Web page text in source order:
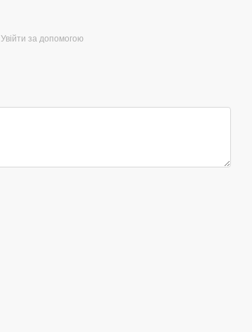
Увійти за допомогою